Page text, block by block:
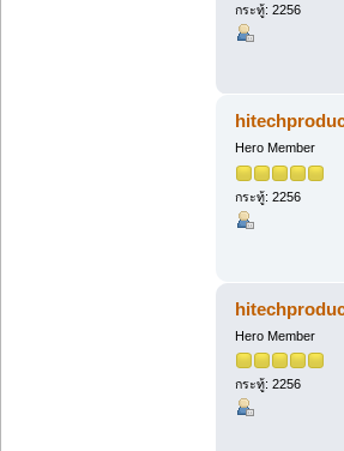
กระทู้: 2256
Hero Member
กระทู้: 2256
Hero Member
กระทู้: 2256